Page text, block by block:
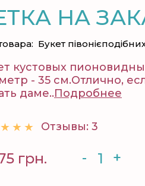
НА
Букет
кустовых
- 35 см.Отлично,
даме..Подробнее
Отзывы: 3
грн. - +